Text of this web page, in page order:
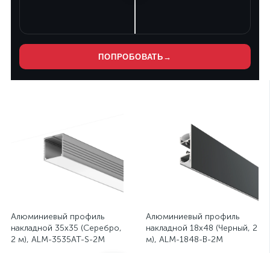
ПОПРОБОВАТЬ →
Алюминиевый профиль
накладной 35x35 (Серебро,
2 м), ALM-3535AT-S-2M
Алюминиевый профиль
накладной 18x48 (Черный, 2
м), ALM-1848-B-2M